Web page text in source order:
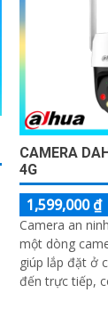
CAMERA
4G
1,599,000 ₫
Camera an
một dòng
giúp lắp đặt ở
đến trực tiếp,